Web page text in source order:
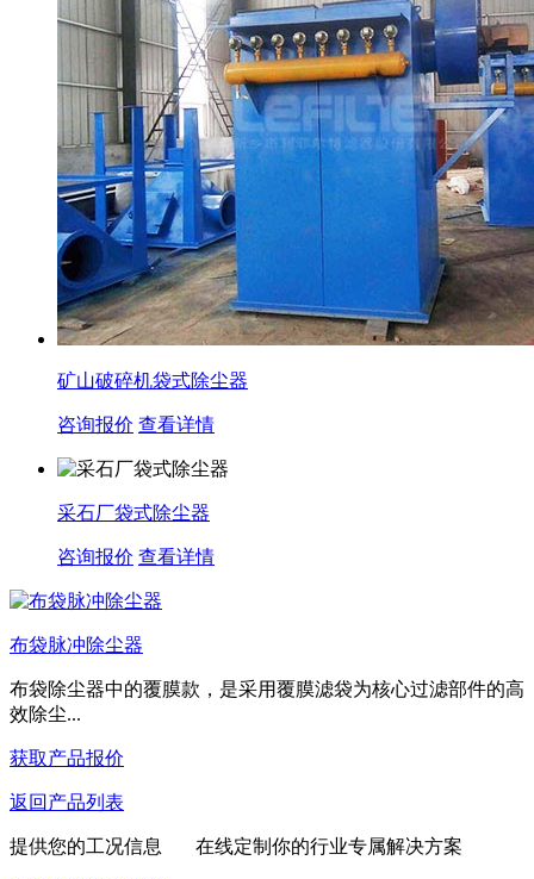
矿山破碎机袋式除尘器
咨询报价 查看详情
采石厂袋式除尘器
咨询报价 查看详情
布袋脉冲除尘器
布袋除尘器中的覆膜款，是采用覆膜滤袋为核心过滤部件的高
效除尘...
获取产品报价
返回产品列表
提供您的工况信息 在线定制你的行业专属解决方案